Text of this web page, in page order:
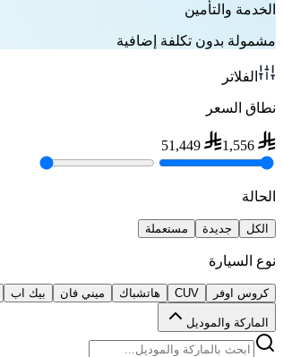
الخدمة والتأمين
مشمولة بدون تكلفة إضافية
الفلاتر
نطاق السعر
1,556
51,449
الحالة
الكل جديدة مستعملة
نوع السيارة
كروس اوفر CUV هاتشباك ميني فان بيك اب
الماركة والموديل